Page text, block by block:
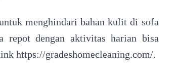
menghindari bahan kulit di sofa
repot dengan aktivitas harian bisa
https://gradeshomecleaning.com/.